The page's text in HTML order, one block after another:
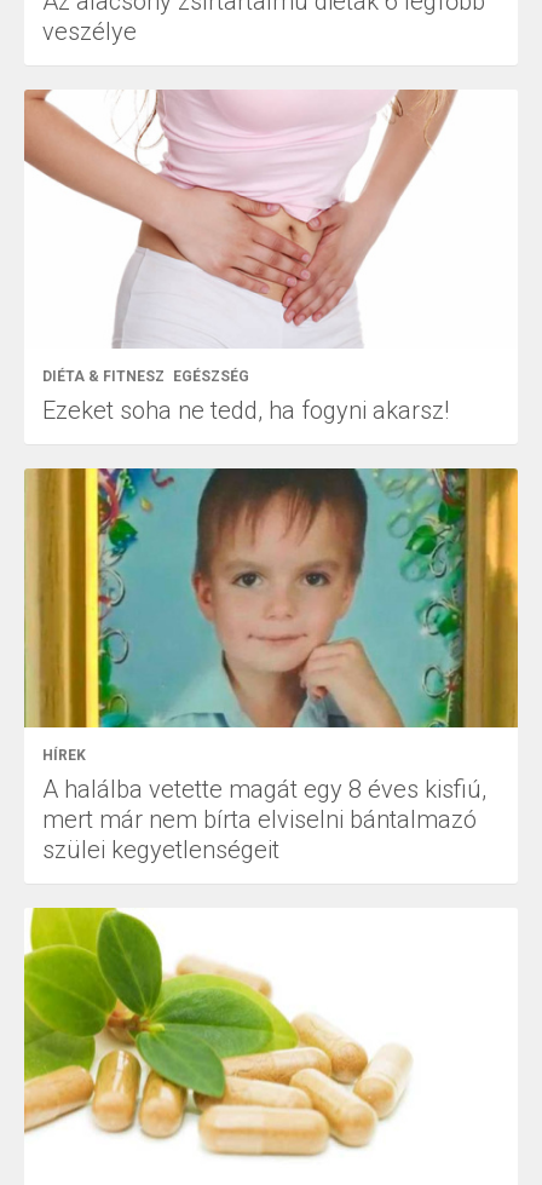
veszélye
DIÉTA & FITNESZ EGÉSZSÉG
Ezeket soha ne tedd, ha fogyni akarsz!
HÍREK
A halálba vetette magát egy 8 éves kisfiú,
mert már nem bírta elviselni bántalmazó
szülei kegyetlenségeit